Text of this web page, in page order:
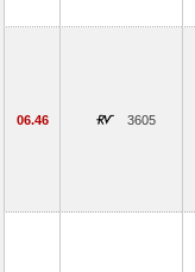
06.46 3605